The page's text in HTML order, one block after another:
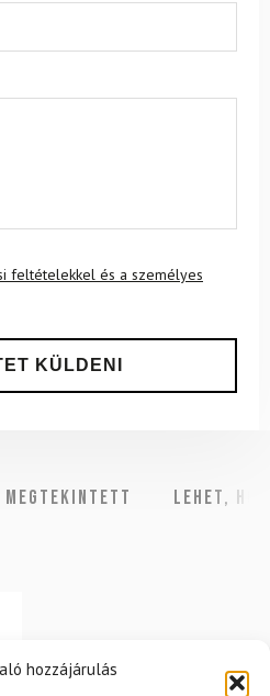
hozzájárulás
feltételekkel és a személyes
MEGTEKINTETT Lehet,